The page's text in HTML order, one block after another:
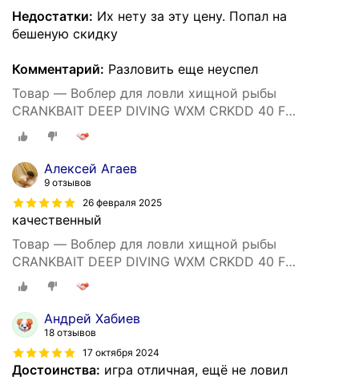
Недостатки: Их нету за эту цену. Попал на
бешеную скидку
Комментарий: Разловить еще неуспел
Товар — Воблер для ловли хищной рыбы
CRANKBAIT DEEP DIVING WXM CRKDD 40 F
ORANGETIGER
Алексей Агаев
9 отзывов
26 февраля 2025
качественный
Товар — Воблер для ловли хищной рыбы
CRANKBAIT DEEP DIVING WXM CRKDD 40 F
ORANGETIGER
Андрей Хабиев
18 отзывов
17 октября 2024
Достоинства: игра отличная, ещё не ловил